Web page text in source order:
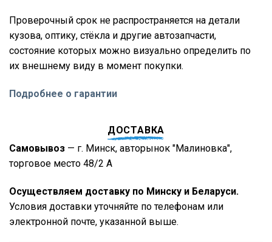
Проверочный срок не распространяется на детали
кузова, оптику, стёкла и другие автозапчасти,
состояние которых можно визуально определить по
их внешнему виду в момент покупки.
Подробнее о гарантии
ДОСТАВКА
Самовывоз — г. Минск, авторынок "Малиновка",
торговое место 48/2 А
Осуществляем доставку по Минску и Беларуси.
Условия доставки уточняйте по телефонам или
электронной почте, указанной выше.